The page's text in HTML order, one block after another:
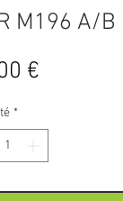
M196 A/B
€
*